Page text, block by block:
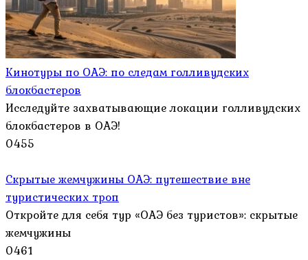
Кинотуры по ОАЭ: по следам голливудских
блокбастеров
Исследуйте захватывающие локации голливудских
блокбастеров в ОАЭ!
0455
Скрытые жемчужины ОАЭ: путешествие вне
туристических троп
Откройте для себя тур «ОАЭ без туристов»: скрытые
жемчужины
0461